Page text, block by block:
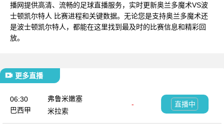
播网提供高清、流畅的足球直播服务，实时更新奥兰多魔术VS波
士顿凯尔特人 比赛进程和关键数据。无论您是支持奥兰多魔术还
是波士顿凯尔特人，都能在这里找到最及时的比赛信息和精彩回
放。
更多直播
06:30
巴西甲
弗鲁米嫩塞
-
米拉索
直播中